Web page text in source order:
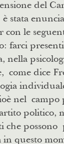
del
stata
con le
farci
nella
come dice
nel
politico,
che possono
in questo